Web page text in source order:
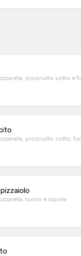
prosciutto cotto e
prosciutto cotto,
tonno e cipolla